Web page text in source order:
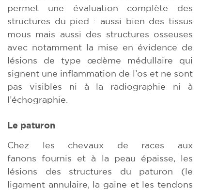
permet une évaluation complète des
structures du pied : aussi bien des tissus
mous mais aussi des structures osseuses
avec notamment la mise en évidence de
lésions de type œdème médullaire qui
signent une inflammation de l’os et ne sont
pas visibles ni à la radiographie ni à
l’échographie.
Le paturon
Chez les chevaux de races aux
fanons fournis et à la peau épaisse, les
lésions des structures du paturon (le
ligament annulaire, la gaine et les tendons